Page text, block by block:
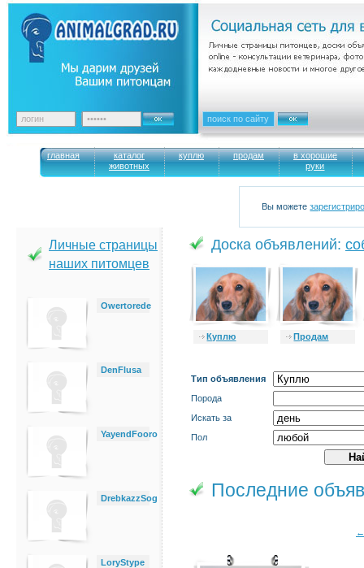
главная
каталог
животных
куплю продам
в хорошие
руки
Вы можете
Личные страницы
наших питомцев
Owertorede
DenFlusa
YayendFooro
DrebkazzSog
LoryStype
Доска объявлений:
Куплю Продам
Тип объявления
Порода
Искать за
Пол
Последние
←